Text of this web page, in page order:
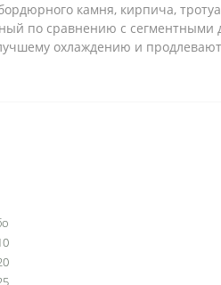
камня, кирпича,
по сравнению с сегментными
охлаждению и